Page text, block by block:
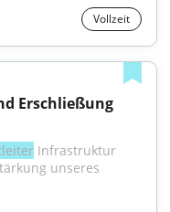
Vollzeit
Erschließung
Infrastruktur
unseres